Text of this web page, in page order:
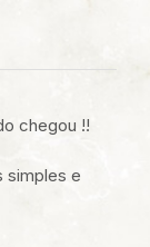
chegou !!
simples e